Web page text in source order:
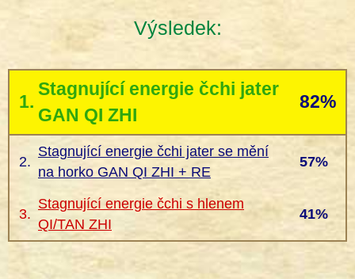
Výsledek:
1.
Stagnující energie čchi jater
GAN QI ZHI
82%
2.
Stagnující energie čchi jater se mění
na horko GAN QI ZHI + RE
57%
3.
Stagnující energie čchi s hlenem
QI/TAN ZHI
41%